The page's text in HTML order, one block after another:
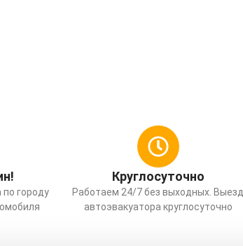
городу
Круглосуточно
Работаем 24/7 без выходных. Выезд
автоэвакуатора круглосуточно